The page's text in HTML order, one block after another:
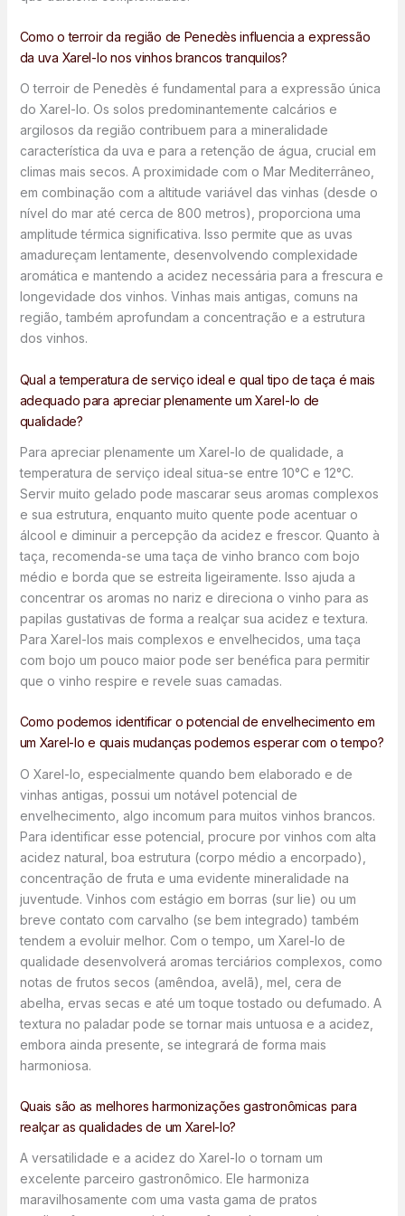
Como o terroir da região de Penedès influencia a expressão
da uva Xarel-lo nos vinhos brancos tranquilos?
O terroir de Penedès é fundamental para a expressão única
do Xarel-lo. Os solos predominantemente calcários e
argilosos da região contribuem para a mineralidade
característica da uva e para a retenção de água, crucial em
climas mais secos. A proximidade com o Mar Mediterrâneo,
em combinação com a altitude variável das vinhas (desde o
nível do mar até cerca de 800 metros), proporciona uma
amplitude térmica significativa. Isso permite que as uvas
amadureçam lentamente, desenvolvendo complexidade
aromática e mantendo a acidez necessária para a frescura e
longevidade dos vinhos. Vinhas mais antigas, comuns na
região, também aprofundam a concentração e a estrutura
dos vinhos.
Qual a temperatura de serviço ideal e qual tipo de taça é mais
adequado para apreciar plenamente um Xarel-lo de
qualidade?
Para apreciar plenamente um Xarel-lo de qualidade, a
temperatura de serviço ideal situa-se entre 10°C e 12°C.
Servir muito gelado pode mascarar seus aromas complexos
e sua estrutura, enquanto muito quente pode acentuar o
álcool e diminuir a percepção da acidez e frescor. Quanto à
taça, recomenda-se uma taça de vinho branco com bojo
médio e borda que se estreita ligeiramente. Isso ajuda a
concentrar os aromas no nariz e direciona o vinho para as
papilas gustativas de forma a realçar sua acidez e textura.
Para Xarel-los mais complexos e envelhecidos, uma taça
com bojo um pouco maior pode ser benéfica para permitir
que o vinho respire e revele suas camadas.
Como podemos identificar o potencial de envelhecimento em
um Xarel-lo e quais mudanças podemos esperar com o tempo?
O Xarel-lo, especialmente quando bem elaborado e de
vinhas antigas, possui um notável potencial de
envelhecimento, algo incomum para muitos vinhos brancos.
Para identificar esse potencial, procure por vinhos com alta
acidez natural, boa estrutura (corpo médio a encorpado),
concentração de fruta e uma evidente mineralidade na
juventude. Vinhos com estágio em borras (sur lie) ou um
breve contato com carvalho (se bem integrado) também
tendem a evoluir melhor. Com o tempo, um Xarel-lo de
qualidade desenvolverá aromas terciários complexos, como
notas de frutos secos (amêndoa, avelã), mel, cera de
abelha, ervas secas e até um toque tostado ou defumado. A
textura no paladar pode se tornar mais untuosa e a acidez,
embora ainda presente, se integrará de forma mais
harmoniosa.
Quais são as melhores harmonizações gastronômicas para
realçar as qualidades de um Xarel-lo?
A versatilidade e a acidez do Xarel-lo o tornam um
excelente parceiro gastronômico. Ele harmoniza
maravilhosamente com uma vasta gama de pratos